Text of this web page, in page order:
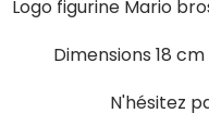
Logo figurine Mario
Dimensions 18
N'hésitez